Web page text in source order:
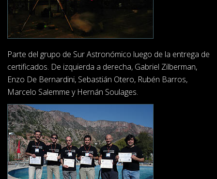
Parte del grupo de Sur Astronómico luego de la entrega de
certificados. De izquierda a derecha, Gabriel Zilberman,
Enzo De Bernardini, Sebastián Otero, Rubén Barros,
Marcelo Salemme y Hernán Soulages.